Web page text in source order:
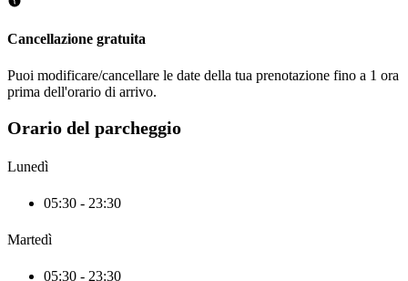
Cancellazione gratuita
Puoi modificare/cancellare le date della tua prenotazione fino a 1 ora
prima dell'orario di arrivo.
Orario del parcheggio
Lunedì
05:30 - 23:30
Martedì
05:30 - 23:30